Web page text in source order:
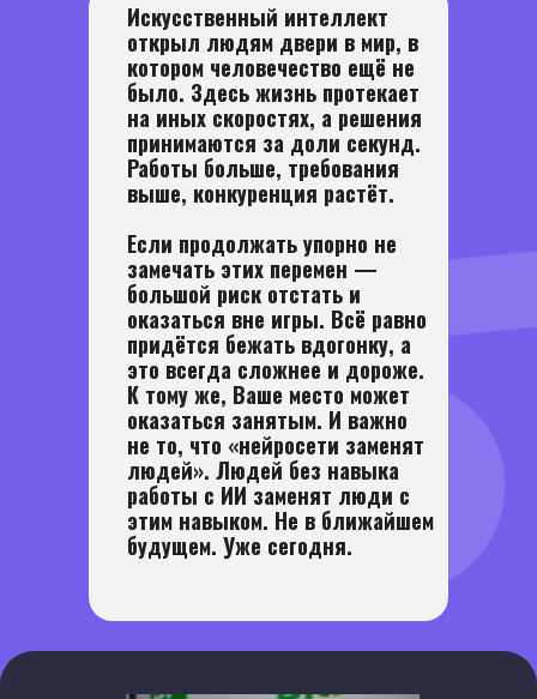
Искусственный интеллект
открыл людям двери в мир, в
котором человечество ещё не
было. Здесь жизнь протекает
на иных скоростях, а решения
принимаются за доли секунд.
Работы больше, требования
выше, конкуренция растёт.
Если продолжать упорно не
замечать этих перемен —
большой риск отстать и
оказаться вне игры. Всё равно
придётся бежать вдогонку, а
это всегда сложнее и дороже.
К тому же, Ваше место может
оказаться занятым. И важно
не то, что «нейросети заменят
людей». Людей без навыка
работы с ИИ заменят люди с
этим навыком. Не в ближайшем
будущем. Уже сегодня.
03
«Я буду последним CEO, который управляет
только людьми», — говорит Марк Бениофф,
руководитель Salesforce, платформы, на
которой работают миллионы компаний по
всему миру. Он говорит о реальности: в бизнес
уже пришли цифровые сотрудники — ИИ-
агенты, которые берут на себя аналитику,
тексты, работу с клиентами, рутину и